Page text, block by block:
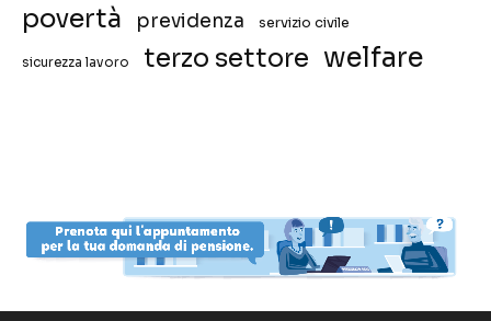
povertà previdenza servizio civile
sicurezza lavoro terzo settore welfare